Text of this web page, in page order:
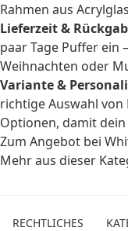
Rahmen aus
Lieferzeit &
paar Tage Puffer ein
Weihnachten oder
Variante &
richtige Auswahl
Optionen, damit
Zum Angebot bei
Mehr aus dieser
RECHTLICHES